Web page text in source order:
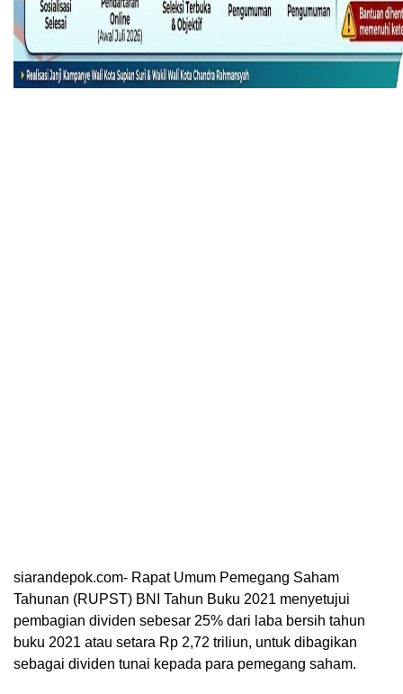
siarandepok.com- Rapat Umum Pemegang Saham
Tahunan (RUPST) BNI Tahun Buku 2021 menyetujui
pembagian dividen sebesar 25% dari laba bersih tahun
buku 2021 atau setara Rp 2,72 triliun, untuk dibagikan
sebagai dividen tunai kepada para pemegang saham.